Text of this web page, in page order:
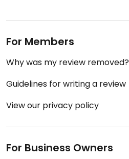
For Members
Why was my review removed?
Guidelines for writing a review
View our privacy policy
For Business Owners